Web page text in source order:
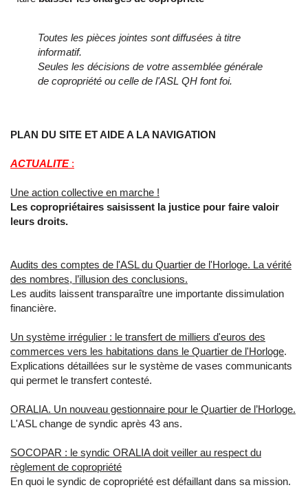
Toutes les pièces jointes sont diffusées à titre
informatif.
Seules les décisions de votre assemblée générale
de copropriété ou celle de l'ASL QH font foi.
PLAN DU SITE ET AIDE A LA NAVIGATION
ACTUALITE:
Une action collective en marche !
Les copropriétaires saisissent la justice pour faire valoir
leurs droits.
Audits des comptes de l'ASL du Quartier de l'Horloge. La vérité
des nombres, l’illusion des conclusions.
Les audits laissent transparaître une importante dissimulation
financière.
Un système irrégulier : le transfert de milliers d'euros des
commerces vers les habitations dans le Quartier de l'Horloge.
Explications détaillées sur le système de vases communicants
qui permet le transfert contesté.
ORALIA. Un nouveau gestionnaire pour le Quartier de l’Horloge.
L'ASL change de syndic après 43 ans.
SOCOPAR : le syndic ORALIA doit veiller au respect du
règlement de copropriété
En quoi le syndic de copropriété est défaillant dans sa mission.